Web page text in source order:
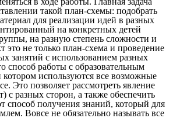
такой план-схемы: подобрать
для реализации идей в разных
на конкретных детей
на разную степень сложности и
это не только план-схема и проведение
занятий с использованием разных
способ работы с образовательным
используются все возможные
Это позволяет рассмотреть явление
с разных сторон, а также обеспечить
способ получения знаний, который для
Вовсе не обязательно называть все